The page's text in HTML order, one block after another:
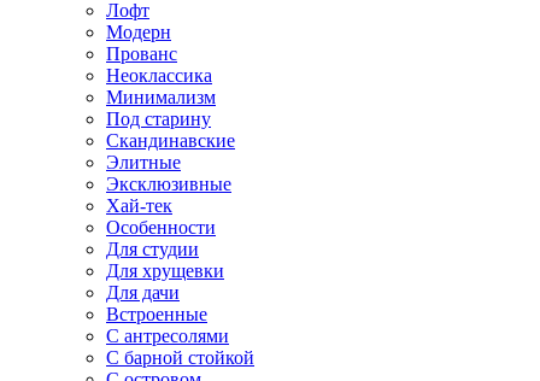
Лофт
Модерн
Прованс
Неоклассика
Минимализм
Под старину
Скандинавские
Элитные
Эксклюзивные
Хай-тек
Особенности
Для студии
Для хрущевки
Для дачи
Встроенные
С антресолями
С барной стойкой